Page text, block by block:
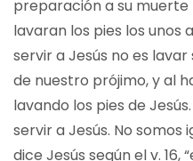
preparación a su muerte
lavaran los pies los unos
servir a Jesús no es lavar
de nuestro prójimo, y al
lavando los pies de
servir a Jesús. No somos
dice Jesús según el v. 16,